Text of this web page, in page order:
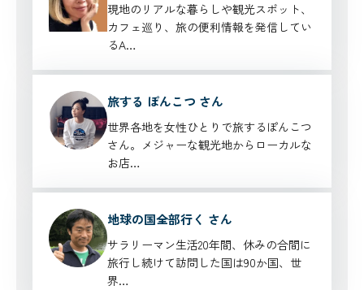
現地のリアルな暮らしや観光スポット、
カフェ巡り、旅の便利情報を発信してい
るA…
旅する ぽんこつ さん
世界各地を女性ひとりで旅するぽんこつ
さん。メジャーな観光地からローカルな
お店…
地球の国全部行く さん
サラリーマン生活20年間、休みの合間に
旅行し続けて訪問した国は90か国、世
界…